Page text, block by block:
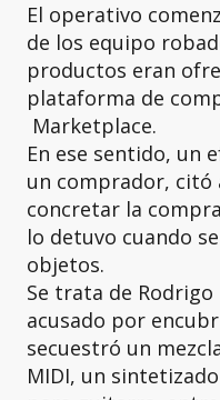
El operativo
de los equipo
productos eran
plataforma de
Marketplace.
En ese sentido, un
un comprador, citó
concretar la
lo detuvo cuando
objetos.
Se trata de Rodrigo
acusado por
secuestró un
MIDI, un